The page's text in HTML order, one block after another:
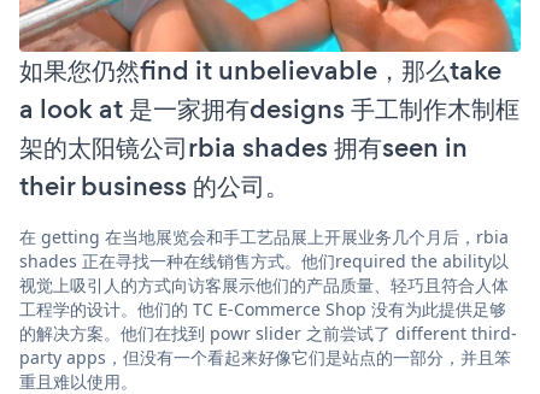
如果您仍然find it unbelievable，那么take
a look at 是一家拥有designs 手工制作木制框
架的太阳镜公司rbia shades 拥有seen in
their business 的公司。
在 getting 在当地展览会和手工艺品展上开展业务几个月后，rbia
shades 正在寻找一种在线销售方式。他们required the ability以
视觉上吸引人的方式向访客展示他们的产品质量、轻巧且符合人体
工程学的设计。他们的 TC E-Commerce Shop 没有为此提供足够
的解决方案。他们在找到 powr slider 之前尝试了 different third-
party apps，但没有一个看起来好像它们是站点的一部分，并且笨
重且难以使用。